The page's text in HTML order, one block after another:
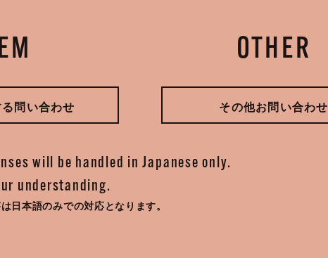
問い合わせ
OTHER
その他お問い合わせ
will be handled in Japanese only.
understanding.
日本語のみでの対応となります。